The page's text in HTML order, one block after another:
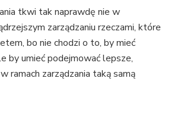
tkwi tak naprawdę nie w
zarządzaniu rzeczami, które
bo nie chodzi o to, by mieć
by umieć podejmować lepsze,
ramach zarządzania taką samą